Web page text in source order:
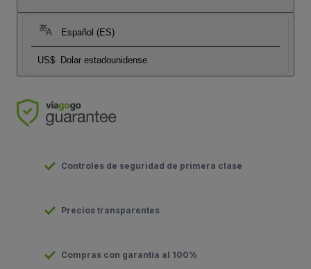
Español (ES)
US$ Dolar estadounidense
Controles de seguridad de primera clase
Precios transparentes
Compras con garantía al 100%